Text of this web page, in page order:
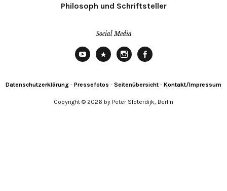
Philosoph und Schriftsteller
Social Media
Datenschutzerklärung - Pressefotos - Seitenübersicht - Kontakt/Impressum
Copyright © 2026 by Peter Sloterdijk, Berlin